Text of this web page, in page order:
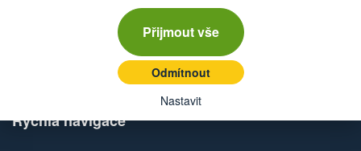
Přijmout vše
Odmítnout
Nastavit
Zobrazit aktuální newsletter
Rychlá navigace